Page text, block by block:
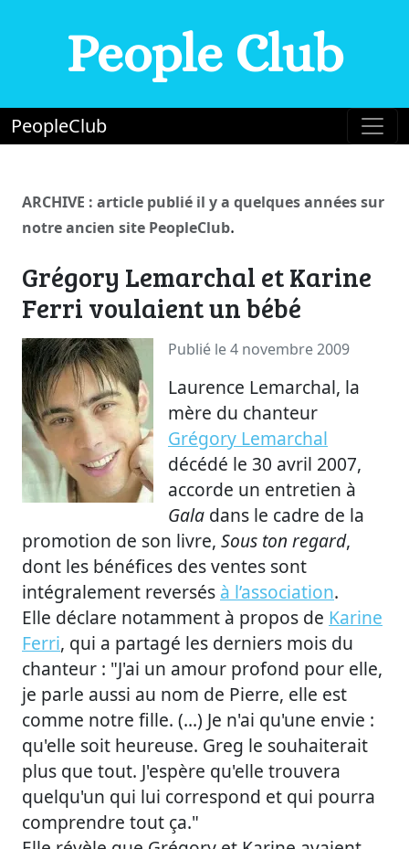
People Club
PeopleClub
ARCHIVE : article publié il y a quelques années sur
notre ancien site PeopleClub.
Grégory Lemarchal et Karine
Ferri voulaient un bébé
Publié le 4 novembre 2009
Laurence Lemarchal, la
mère du chanteur
Grégory Lemarchal
décédé le 30 avril 2007,
accorde un entretien à
Gala dans le cadre de la
promotion de son livre, Sous ton regard,
dont les bénéfices des ventes sont
intégralement reversés à l’association.
Elle déclare notamment à propos de Karine
Ferri, qui a partagé les derniers mois du
chanteur : "J'ai un amour profond pour elle,
je parle aussi au nom de Pierre, elle est
comme notre fille. (...) Je n'ai qu'une envie :
qu'elle soit heureuse. Greg le souhaiterait
plus que tout. J'espère qu'elle trouvera
quelqu'un qui lui correspond et qui pourra
comprendre tout ça."